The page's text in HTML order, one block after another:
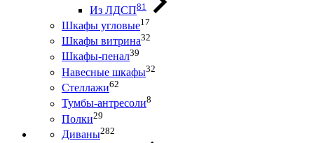
Из ЛДСП81
Шкафы угловые17
Шкафы витрина32
Шкафы-пенал39
Навесные шкафы32
Стеллажи62
Тумбы-антресоли8
Полки29
Диваны282